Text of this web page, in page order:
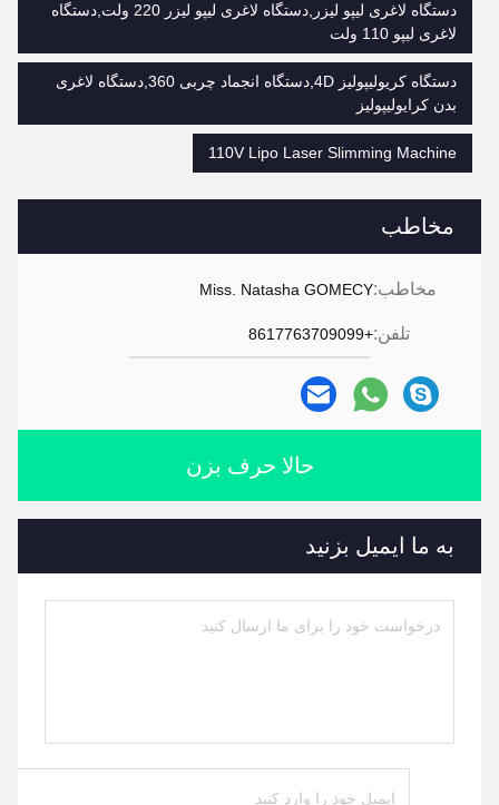
مخاطب
مخاطب:Miss. Natasha GOMECY
تلفن:+8617763709099
حالا حرف بزن
به ما ایمیل بزنید
دستگاه لاغری لیپو لیزر,دستگاه لاغری لیپو لیزر 220 ولت,دستگاه
لاغری لیپو 110 ولت
دستگاه کریولیپولیز 4D,دستگاه انجماد چربی 360,دستگاه لاغری
بدن کرایولیپولیز
110V Lipo Laser Slimming Machine